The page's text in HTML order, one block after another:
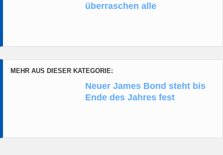
überraschen alle
MEHR AUS DIESER KATEGORIE:
Neuer James Bond steht bis
Ende des Jahres fest